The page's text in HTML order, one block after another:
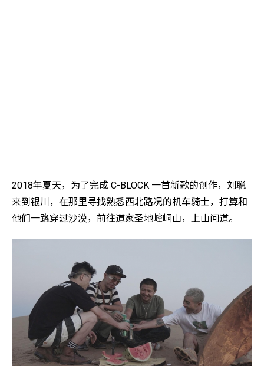
2018年夏天，为了完成 C-BLOCK 一首新歌的创作，刘聪
来到银川，在那里寻找熟悉西北路况的机车骑士，打算和
他们一路穿过沙漠，前往道家圣地崆峒山，上山问道。